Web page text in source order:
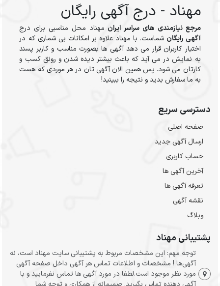
مهناد - درج آگهی رایگان
مرجع نیازمندی های سراسر ایران مهناد محل مناسبی برای درج
آگهی رایگان شماست. با مهناد علاوه بر امکانات بی شماری که در
اختیار کاربران قرار می دهد آگهی ها بصورت مناسب و کاربر پسند
به نمایش در می آید که باعث بیشتر دیده شدن و رونق کسب و
کارتان می شود. پس همین الان آگهی تان در هر موردی که هست
به ما سفارش بدید و نتیجه را ببینید!
دسترسی سریع
صفحه اصلی
ارسال‌ آگهی جدید
حساب کاربری
آخرین آگهی ها
تعرفه آگهی ها
نقشه آگهی
وبلاگ
پشتیبانی مهناد
توجه مهم: این مشخصات مربوط به پشتیبانی سایت مهناد است، نه
آگهی‌ها ! مشخصات و اطلاعات تماس هر آگهی داخل صفحه آگهی
مورد نظر موجود است.لطفا در مورد آگهی ها تماس نفرمایید و با